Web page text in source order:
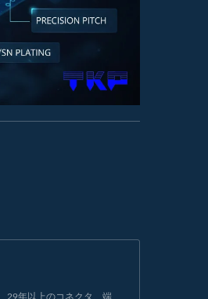
29年以上のコネクタ、端